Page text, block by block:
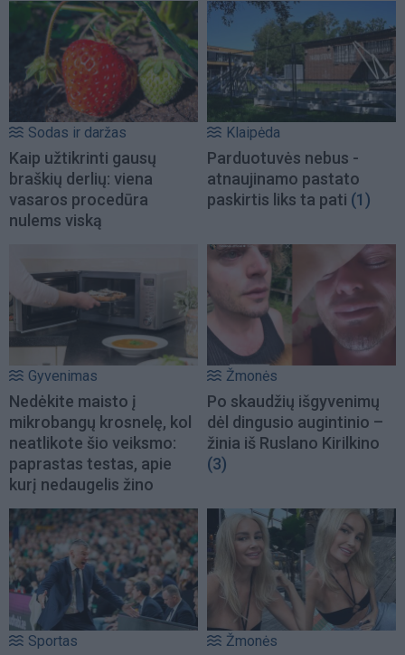
Sodas ir daržas
Kaip užtikrinti gausų
braškių derlių: viena
vasaros procedūra
nulems viską
Klaipėda
Parduotuvės nebus -
atnaujinamo pastato
paskirtis liks ta pati (1)
Gyvenimas
Nedėkite maisto į
mikrobangų krosnelę, kol
neatlikote šio veiksmo:
paprastas testas, apie
kurį nedaugelis žino
Žmonės
Po skaudžių išgyvenimų
dėl dingusio augintinio –
žinia iš Ruslano Kirilkino
(3)
Sportas Žmonės